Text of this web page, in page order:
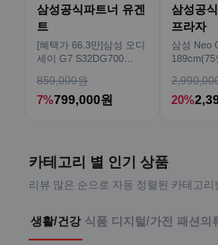
삼성공식파트너 유겐
트
[혜택가 66.3만]삼성 오디
세이 G7 S32DG700
859,000원
7%799,000원
삼성공
프라자
삼성 Neo
189cm(75
TV
20%
카테고리 별 인기 상품
리뷰 많은 순으로 자동 정렬된 카테고리
생활/건강 식품 디지털/가전 패션의